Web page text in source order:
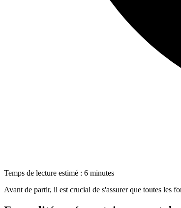
Temps de lecture estimé : 6 minutes
Avant de partir, il est crucial de s'assurer que toutes les